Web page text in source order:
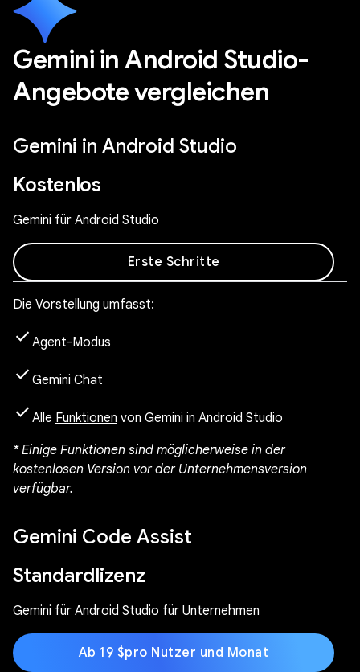
Gemini in Android Studio-
Angebote vergleichen
Gemini in Android Studio
Kostenlos
Gemini für Android Studio
Erste Schritte
Die Vorstellung umfasst:
check Agent-Modus
check Gemini Chat
check Alle Funktionen von Gemini in Android Studio
* Einige Funktionen sind möglicherweise in der
kostenlosen Version vor der Unternehmensversion
verfügbar.
Gemini Code Assist
Standardlizenz
Gemini für Android Studio für Unternehmen
Ab 19 $pro Nutzer und Monat